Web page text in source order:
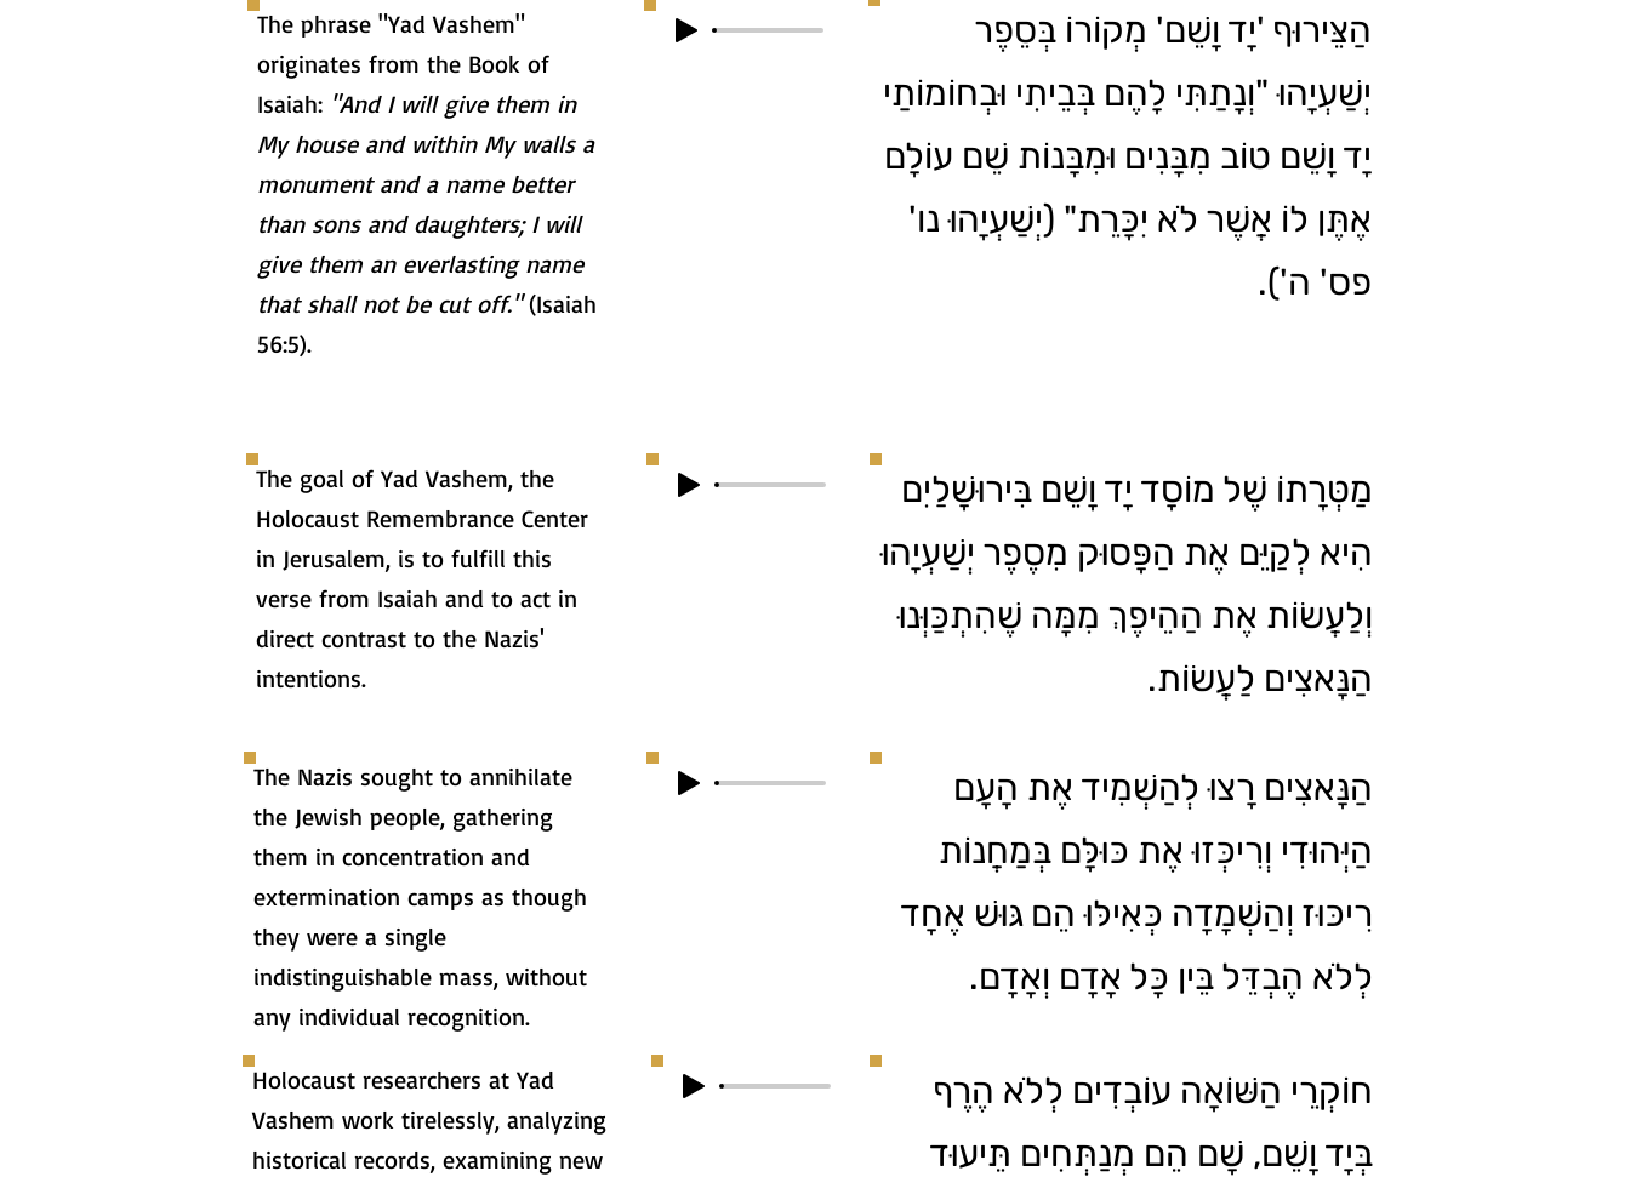
The phrase "Yad Vashem"
originates from the Book of
Isaiah: "And I will give them in
My house and within My walls a
monument and a name better
than sons and daughters; I will
give them an everlasting name
that shall not be cut off."(Isaiah
56:5).
הַצֵּירוּף 'יָד וָשֵׁם' מְקוֹרוֹ בְּסֵפֶר
יְשַׁעְיָהוּ "וְנָתַתִּי לָהֶם בְּבֵיתִי וּבְחוֹמוֹתַי
יָד וָשֵׁם טוֹב מִבָּנִים וּמִבָּנוֹת שֵׁם עוֹלָם
אֶתֶּן לוֹ אֲשֶׁר לֹא יִכָּרֵת" (יְשַׁעְיָהוּ נו'
פס' ה').
The goal of Yad Vashem, the
Holocaust Remembrance Center
in Jerusalem, is to fulfill this
verse from Isaiah and to act in
direct contrast to the Nazis'
intentions.
מַטְּרָתוֹ שֶׁל מוֹסָד יָד וָשֵׁם בִּירוּשָׁלַיִם
הִיא לְקַיֵּם אֶת הַפָּסוּק מִסֶפֶר יְשַׁעְיָהוּ
וְלַעֲשׂוֹת אֶת הַהֵיפֶךְ מִמָּה שֶׁהִתְכַּוְּנוּ
הַנָּאצִים לַעֲשׂוֹת.
The Nazis sought to annihilate
the Jewish people, gathering
them in concentration and
extermination camps as though
they were a single
indistinguishable mass, without
any individual recognition.
הַנָּאצִים רָצוּ לְהַשְׁמִיד אֶת הָעָם
הַיְּהוּדִי וְרִיכְּזוּ אֶת כּוּלָּם בְּמַחֲנוֹת
רִיכּוּז וְהַשְׁמָדָה כְּאִילּוּ הֵם גּוּשׁ אֶחָד
לְלֹא הֶבְדֵּל בֵּין כָּל אָדָם וְאָדָם.
Holocaust researchers at Yad
Vashem work tirelessly, analyzing
historical records, examining new
חוֹקְרֵי הַשּׁוֹאָה עוֹבְדִים לְלֹא הֶרֶף
בְּיָד וָשֵׁם, שָׁם הֵם מְנַתְּחִים תֵּיעוּד